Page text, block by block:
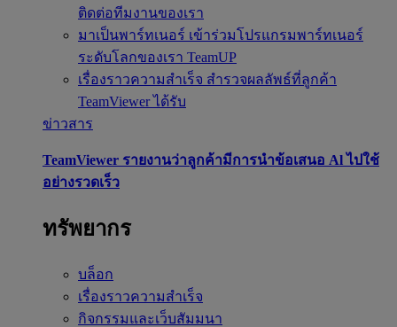
ติดต่อทีมงานของเรา
มาเป็นพาร์ทเนอร์ เข้าร่วมโปรแกรมพาร์ทเนอร์
ระดับโลกของเรา TeamUP
เรื่องราวความสำเร็จ สำรวจผลลัพธ์ที่ลูกค้า
TeamViewer ได้รับ
ข่าวสาร
TeamViewer รายงานว่าลูกค้ามีการนำข้อเสนอ Al ไปใช้
อย่างรวดเร็ว
ทรัพยากร
บล็อก
เรื่องราวความสำเร็จ
กิจกรรมและเว็บสัมมนา